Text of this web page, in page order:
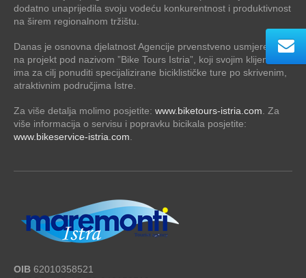
dodatno unaprijedila svoju vodeću konkurentnost i produktivnost
na širem regionalnom tržištu.
Danas je osnovna djelatnost Agencije prvenstveno usmjerena
na projekt pod nazivom ”Bike Tours Istria”, koji svojim klijentima
ima za cilj ponuditi specijalizirane biciklističke ture po skrivenim,
atraktivnim područjima Istre.
Za više detalja molimo posjetite: www.biketours-istria.com . Za
više informacija o servisu i popravku bicikala posjetite:
www.bikeservice-istria.com
OIB 62010358521